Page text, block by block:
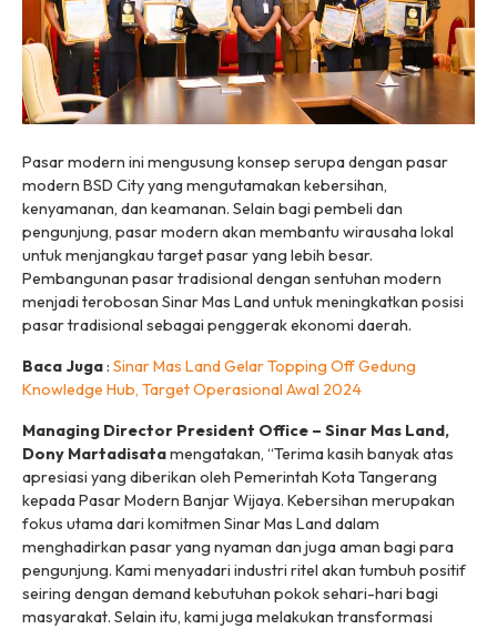
Pasar modern ini mengusung konsep serupa dengan pasar
modern BSD City yang mengutamakan kebersihan,
kenyamanan, dan keamanan. Selain bagi pembeli dan
pengunjung, pasar modern akan membantu wirausaha lokal
untuk menjangkau target pasar yang lebih besar.
Pembangunan pasar tradisional dengan sentuhan modern
menjadi terobosan Sinar Mas Land untuk meningkatkan posisi
pasar tradisional sebagai penggerak ekonomi daerah.
Baca Juga: Sinar Mas Land Gelar Topping Off Gedung
Knowledge Hub, Target Operasional Awal 2024
Managing Director President Office – Sinar Mas Land,
Dony Martadisatamengatakan, “Terima kasih banyak atas
apresiasi yang diberikan oleh Pemerintah Kota Tangerang
kepada Pasar Modern Banjar Wijaya. Kebersihan merupakan
fokus utama dari komitmen Sinar Mas Land dalam
menghadirkan pasar yang nyaman dan juga aman bagi para
pengunjung. Kami menyadari industri ritel akan tumbuh positif
seiring dengan demand kebutuhan pokok sehari-hari bagi
masyarakat. Selain itu, kami juga melakukan transformasi